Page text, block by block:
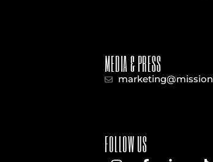
MEDIA & PRESS
FOLLOW US